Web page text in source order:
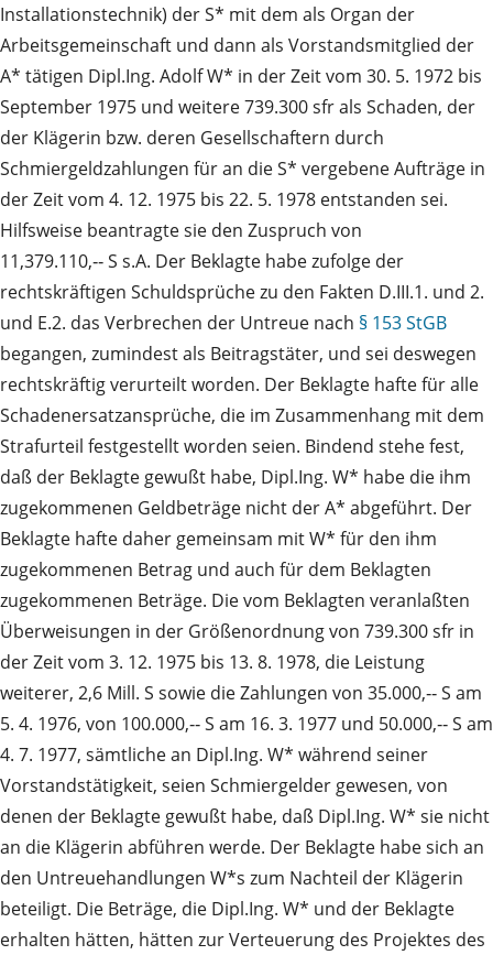
Installationstechnik) der S* mit dem als Organ der
Arbeitsgemeinschaft und dann als Vorstandsmitglied der
A* tätigen Dipl.Ing. Adolf W* in der Zeit vom 30. 5. 1972 bis
September 1975 und weitere 739.300 sfr als Schaden, der
der Klägerin bzw. deren Gesellschaftern durch
Schmiergeldzahlungen für an die S* vergebene Aufträge in
der Zeit vom 4. 12. 1975 bis 22. 5. 1978 entstanden sei.
Hilfsweise beantragte sie den Zuspruch von
11,379.110,‑‑ S s.A. Der Beklagte habe zufolge der
rechtskräftigen Schuldsprüche zu den Fakten D.III.1. und 2.
und E.2. das Verbrechen der Untreue nach § 153 StGB
begangen, zumindest als Beitragstäter, und sei deswegen
rechtskräftig verurteilt worden. Der Beklagte hafte für alle
Schadenersatzansprüche, die im Zusammenhang mit dem
Strafurteil festgestellt worden seien. Bindend stehe fest,
daß der Beklagte gewußt habe, Dipl.Ing. W* habe die ihm
zugekommenen Geldbeträge nicht der A* abgeführt. Der
Beklagte hafte daher gemeinsam mit W* für den ihm
zugekommenen Betrag und auch für dem Beklagten
zugekommenen Beträge. Die vom Beklagten veranlaßten
Überweisungen in der Größenordnung von 739.300 sfr in
der Zeit vom 3. 12. 1975 bis 13. 8. 1978, die Leistung
weiterer, 2,6 Mill. S sowie die Zahlungen von 35.000,‑‑ S am
5. 4. 1976, von 100.000,‑‑ S am 16. 3. 1977 und 50.000,‑‑ S am
4. 7. 1977, sämtliche an Dipl.Ing. W* während seiner
Vorstandstätigkeit, seien Schmiergelder gewesen, von
denen der Beklagte gewußt habe, daß Dipl.Ing. W* sie nicht
an die Klägerin abführen werde. Der Beklagte habe sich an
den Untreuehandlungen W*s zum Nachteil der Klägerin
beteiligt. Die Beträge, die Dipl.Ing. W* und der Beklagte
erhalten hätten, hätten zur Verteuerung des Projektes des